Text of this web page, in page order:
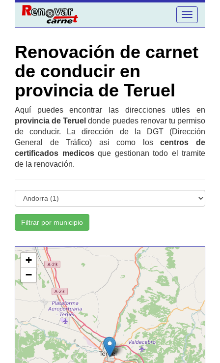
Toggle
navigation
Renovación de carnet
de conducir en
provincia de Teruel
Aquí puedes encontrar las direcciones utiles en
provincia de Teruel donde puedes renovar tu permiso
de conducir. La dirección de la DGT (Dirección
General de Tráfico) asi como loscentros de
certificados medicosque gestionan todo el tramite
de la renovación.
Filtrar por municipio
+
−